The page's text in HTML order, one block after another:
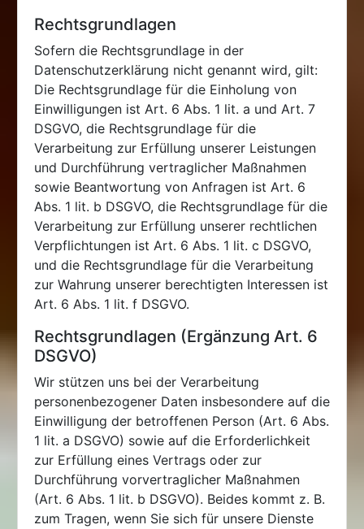
Rechtsgrundlagen
Sofern die Rechtsgrundlage in der
Datenschutzerklärung nicht genannt wird, gilt:
Die Rechtsgrundlage für die Einholung von
Einwilligungen ist Art. 6 Abs. 1 lit. a und Art. 7
DSGVO, die Rechtsgrundlage für die
Verarbeitung zur Erfüllung unserer Leistungen
und Durchführung vertraglicher Maßnahmen
sowie Beantwortung von Anfragen ist Art. 6
Abs. 1 lit. b DSGVO, die Rechtsgrundlage für die
Verarbeitung zur Erfüllung unserer rechtlichen
Verpflichtungen ist Art. 6 Abs. 1 lit. c DSGVO,
und die Rechtsgrundlage für die Verarbeitung
zur Wahrung unserer berechtigten Interessen ist
Art. 6 Abs. 1 lit. f DSGVO.
Rechtsgrundlagen (Ergänzung Art. 6
DSGVO)
Wir stützen uns bei der Verarbeitung
personenbezogener Daten insbesondere auf die
Einwilligung der betroffenen Person (Art. 6 Abs.
1 lit. a DSGVO) sowie auf die Erforderlichkeit
zur Erfüllung eines Vertrags oder zur
Durchführung vorvertraglicher Maßnahmen
(Art. 6 Abs. 1 lit. b DSGVO). Beides kommt z. B.
zum Tragen, wenn Sie sich für unsere Dienste